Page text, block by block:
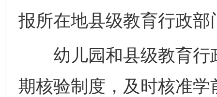
报所在地县级教育行政
幼儿园和县级教育行
期核验制度，及时核准